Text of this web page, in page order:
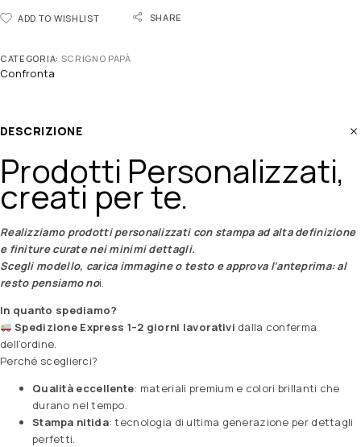
ADD TO WISHLIST SHARE
CATEGORIA: SCRIGNO PAPÀ
Confronta
DESCRIZIONE
Prodotti Personalizzati,
creati per te.
Realizziamo prodotti personalizzati con stampa ad alta definizione
e finiture curate nei minimi dettagli.
Scegli modello, carica immagine o testo e approva l’anteprima: al
resto pensiamo noi.
In quanto spediamo?
Spedizione Express 1–2 giorni lavorativi dalla conferma
dell’ordine.
Perché sceglierci?
Qualità eccellente: materiali premium e colori brillanti che
durano nel tempo.
Stampa nitida: tecnologia di ultima generazione per dettagli
perfetti.